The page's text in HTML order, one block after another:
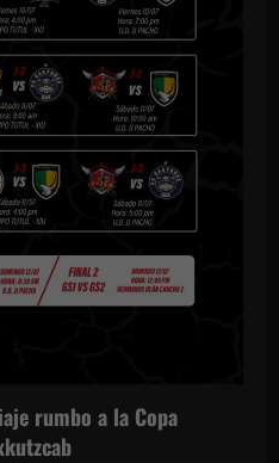
rumbo a la Copa